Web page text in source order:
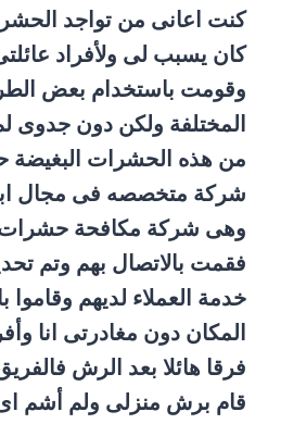
كنت اعانى من تواجد
كان يسبب لى ولأفراد
وقومت باستخدام بعض
المختلفة ولكن دون جدوى
من هذه الحشرات
شركة متخصصه فى مجال
وهى شركة مكافحة
فقمت بالاتصال بهم وتم
خدمة العملاء لديهم
المكان دون مغادرتى انا
فرقا هائلا بعد الرش
قام برش منزلى ولم أشم اى